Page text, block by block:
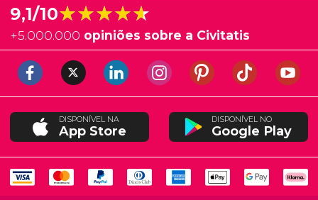
9,1/10★★★★★
★★★★★
+5.000.000 opiniões sobre a Civitatis
DISPONÍVEL NA
App Store
DISPONÍVEL NO
Google Play